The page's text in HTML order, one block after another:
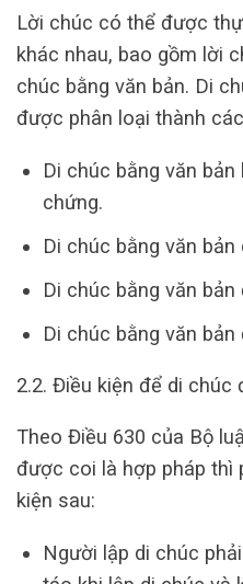
Lời chúc có thể được
khác nhau, bao gồm lời
chúc bằng văn bản. Di
được phân loại thành
Di chúc bằng văn
chứng.
Di chúc bằng văn
Di chúc bằng văn
Di chúc bằng văn
2.2. Điều kiện để di chúc
Theo Điều 630 của Bộ
được coi là hợp pháp thì
kiện sau:
Người lập di chúc